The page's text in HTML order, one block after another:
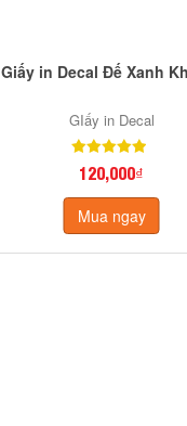
Giấy in Decal Đế Xanh
GIấy in Decal
120,000₫
Mua ngay